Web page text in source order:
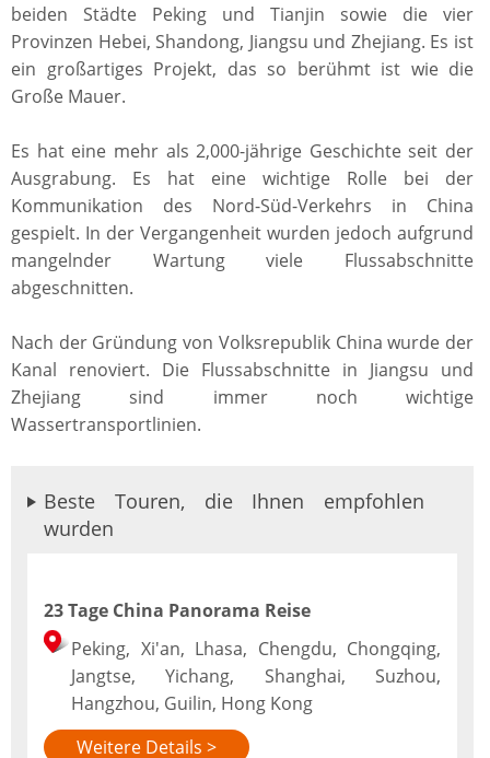
beiden Städte Peking und Tianjin sowie die vier
Provinzen Hebei, Shandong, Jiangsu und Zhejiang. Es ist
ein großartiges Projekt, das so berühmt ist wie die
Große Mauer.
Es hat eine mehr als 2,000-jährige Geschichte seit der
Ausgrabung. Es hat eine wichtige Rolle bei der
Kommunikation des Nord-Süd-Verkehrs in China
gespielt. In der Vergangenheit wurden jedoch aufgrund
mangelnder Wartung viele Flussabschnitte
abgeschnitten.
Nach der Gründung von Volksrepublik China wurde der
Kanal renoviert. Die Flussabschnitte in Jiangsu und
Zhejiang sind immer noch wichtige
Wassertransportlinien.
Beste Touren, die Ihnen empfohlen
wurden
23 Tage China Panorama Reise
Peking, Xi'an, Lhasa, Chengdu, Chongqing,
Jangtse, Yichang, Shanghai, Suzhou,
Hangzhou, Guilin, Hong Kong
Weitere Details >